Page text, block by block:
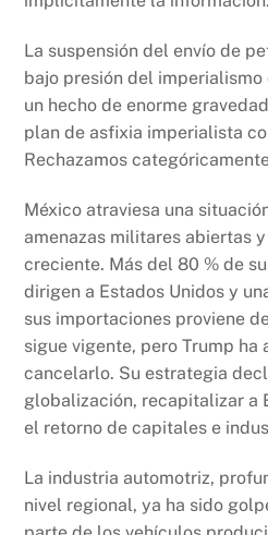
La suspensión del envío de
bajo presión del imperialismo
un hecho de enorme
plan de asfixia imperialista
Rechazamos
México atraviesa una
amenazas militares abiertas
creciente. Más del 80 % de
dirigen a Estados Unidos y
sus importaciones proviene
sigue vigente, pero Trump ha
cancelarlo. Su estrategia
globalización, recapitalizar a
el retorno de capitales e
La industria automotriz,
nivel regional, ya ha sido